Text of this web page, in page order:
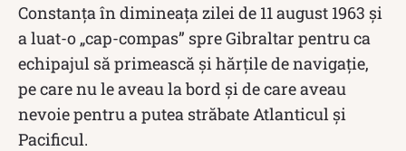
Constanța în dimineaţa zilei de 11 august 1963 și
a luat-o „cap-compas” spre Gibraltar pentru ca
echipajul să primească şi hărţile de navigaţie,
pe care nu le aveau la bord și de care aveau
nevoie pentru a putea străbate Atlanticul şi
Pacificul.